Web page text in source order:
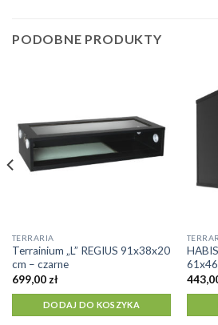
PODOBNE PRODUKTY
TERRARIA
Terrainium „L” REGIUS 91x38x20
cm – czarne
699,00 zł
DODAJ DO KOSZYKA